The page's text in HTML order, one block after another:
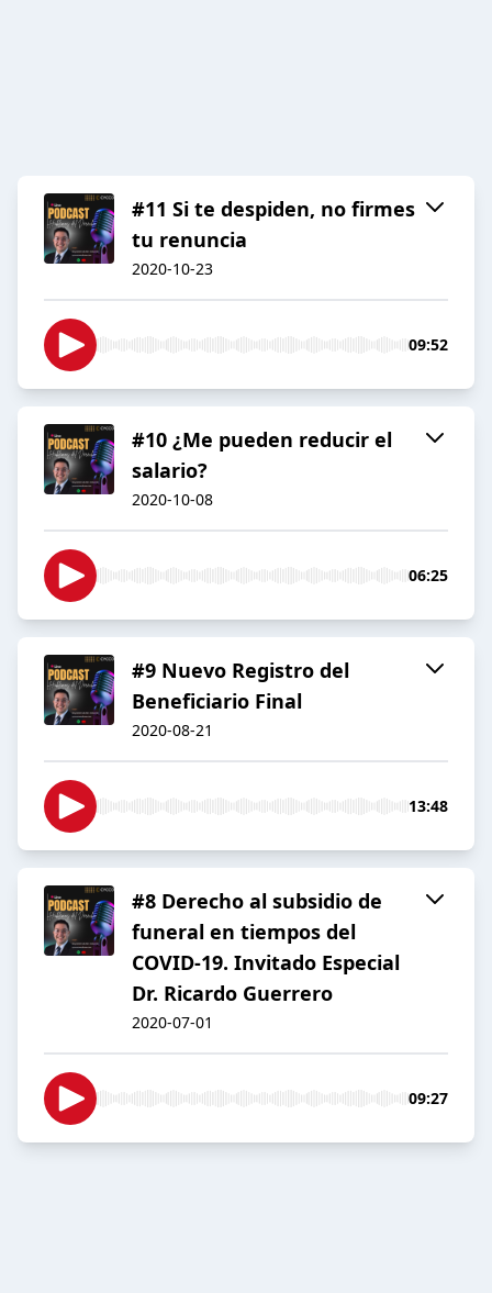
#11 Si te despiden, no firmes
tu renuncia
2020-10-23
09:52
#10 ¿Me pueden reducir el
salario?
2020-10-08
06:25
#9 Nuevo Registro del
Beneficiario Final
2020-08-21
13:48
#8 Derecho al subsidio de
funeral en tiempos del
COVID-19. Invitado Especial
Dr. Ricardo Guerrero
2020-07-01
09:27